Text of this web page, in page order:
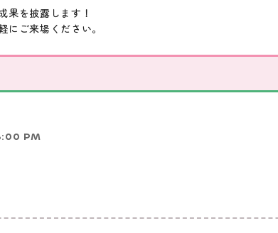
果を披露します！
にご来場ください。
PM